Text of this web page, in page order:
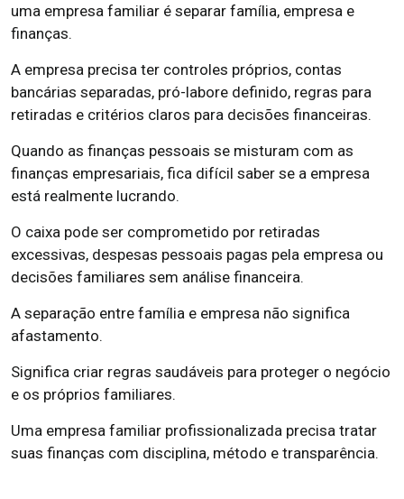
uma empresa familiar é separar família, empresa e
finanças.
A empresa precisa ter controles próprios, contas
bancárias separadas, pró-labore definido, regras para
retiradas e critérios claros para decisões financeiras.
Quando as finanças pessoais se misturam com as
finanças empresariais, fica difícil saber se a empresa
está realmente lucrando.
O caixa pode ser comprometido por retiradas
excessivas, despesas pessoais pagas pela empresa ou
decisões familiares sem análise financeira.
A separação entre família e empresa não significa
afastamento.
Significa criar regras saudáveis para proteger o negócio
e os próprios familiares.
Uma empresa familiar profissionalizada precisa tratar
suas finanças com disciplina, método e transparência.